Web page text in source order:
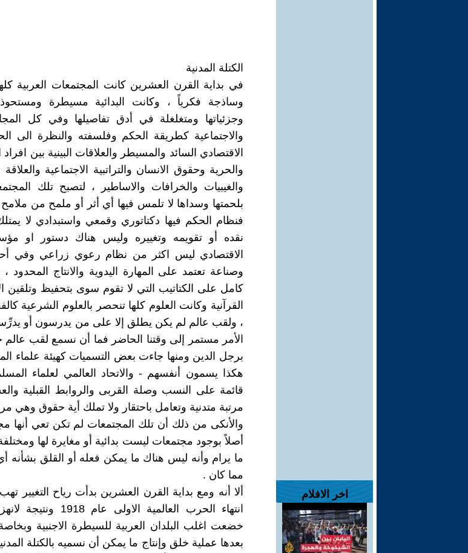
اخر الافلام
الكتلة المدنية
في بداية القرن العشرين كانت المجتمعات العربية
وساذجة فكرياً ، وكانت البدائية مسيطرة
وجزئياتها ومتغلغلة في أدق تفاصيلها وفي كل
والاجتماعية كطريقة الحكم وفلسفته والنظرة الى
الاقتصادي السائد والمسيطر والعلاقات البينية بين
والحرية وحقوق الانسان والتراتبية الاجتماعية
والغيبيات والخرافات والاساطير ، لتصبح تلك
بلحمتها وسداها لا تلمس فيها أي أثر أو ملمح من ملامح
فنظام الحكم فيها دكتاتوري وقمعي واستبدادي لا
نقده أو تقويمه وتغييره وليس هناك دستور او
الاقتصادي ليس اكثر من نظام رعوي زراعي وفي
وصناعة تعتمد على المهارة اليدوية والانتاج المحدود
كامل على الكتاتيب التي لا تقوم سوى بتحفيظ وتلقين
القرآنية وكانت العلوم كلها تنحصر بالعلوم الشرعية
، ولقب عالم لم يكن يطلق إلا على من يدرسون أو
الأمر مستمر إلى وقتنا الحاضر فما أن نسمع لقب
برجل الدين ومنها جاءت بعض التسميات كهيئة علماء
هكذا يسمون أنفسهم - والاتحاد العالمي لعلماء
قائمة على النسب وصلة القربى والروابط القبلية
مرتبة متدنية وتعامل باحتقار ولا تملك أية حقوق وهي
والأنكى من ذلك أن تلك المجتمعات لم تكن تعي أنها
أصلاً بوجود مجتمعات ليست بدائية أو مغايرة لها
ما يرام وأنه ليس هناك ما يمكن فعله أو القلق بشأنه
مما كان .
ألا أنه ومع بداية القرن العشرين بدأت رياح التغيير
انتهاء الحرب العالمية
خضعت اغلب البلدان العربية للسيطرة الاجنبية وبخاصة
بعدها عملية خلق وإنتاج ما يمكن أن نسميه بالكتلة